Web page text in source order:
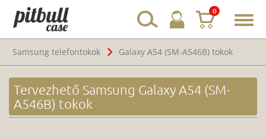
0
Samsung telefontokok
Galaxy A54 (SM-A546B) tokok
Tervezhető Samsung Galaxy A54 (SM-
A546B) tokok